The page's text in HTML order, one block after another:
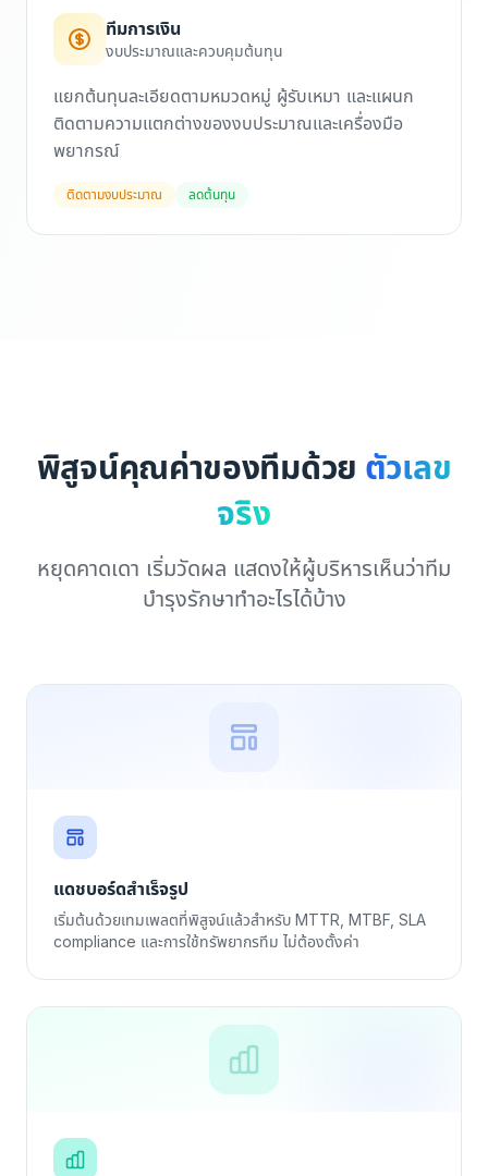
ค่าแรง (45%)
อะไหล่ (30%)
ความแตกต่างของงบประมาณ
-$12,400
ทีมการเงิน
งบประมาณและควบคุมต้นทุน
แยกต้นทุนละเอียดตามหมวดหมู่ ผู้รับเหมา และแผนก
ติดตามความแตกต่างของงบประมาณและเครื่องมือ
พยากรณ์
ติดตามงบประมาณ ลดต้นทุน
พิสูจน์คุณค่าของทีมด้วย ตัวเลข
จริง
หยุดคาดเดา เริ่มวัดผล แสดงให้ผู้บริหารเห็นว่าทีม
บำรุงรักษาทำอะไรได้บ้าง
แดชบอร์ดสำเร็จรูป
เริ่มต้นด้วยเทมเพลตที่พิสูจน์แล้วสำหรับ MTTR, MTBF, SLA
compliance และการใช้ทรัพยากรทีม ไม่ต้องตั้งค่า